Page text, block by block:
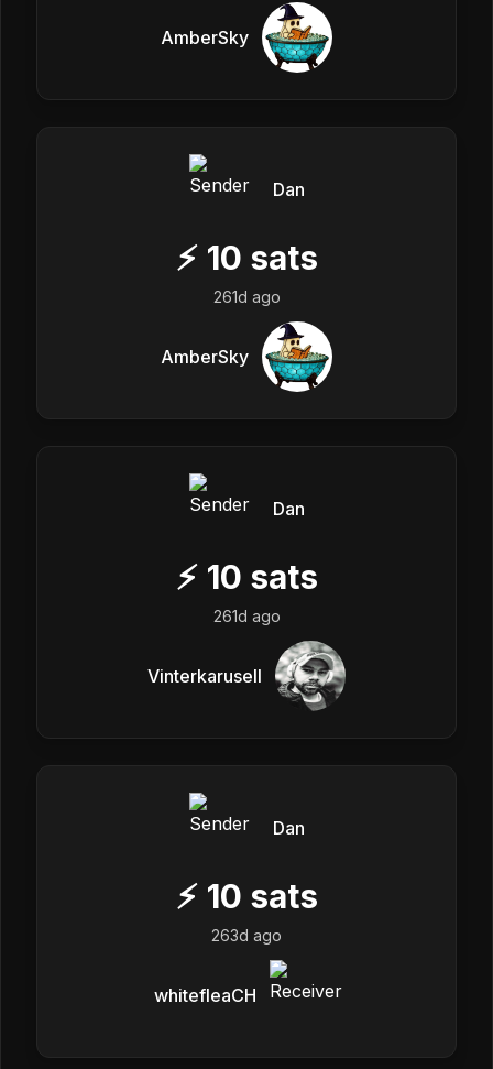
AmberSky
Dan
⚡ 10 sats
261d ago
AmberSky
Dan
⚡ 10 sats
261d ago
Vinterkarusell
Dan
⚡ 10 sats
263d ago
whitefleaCH